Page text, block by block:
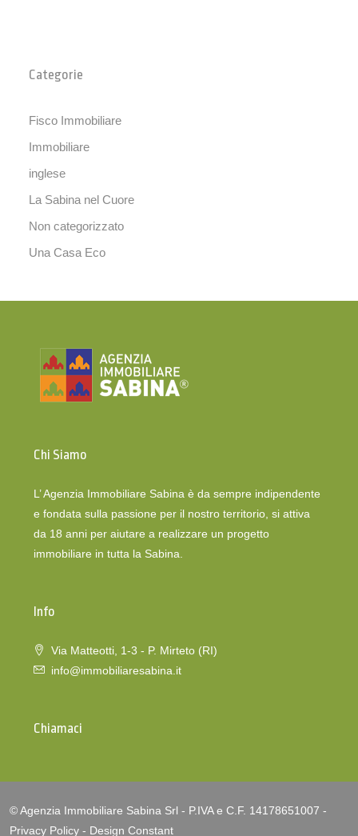
Categorie
Fisco Immobiliare
Immobiliare
inglese
La Sabina nel Cuore
Non categorizzato
Una Casa Eco
Chi Siamo
L’ Agenzia Immobiliare Sabina è da sempre indipendente
e fondata sulla passione per il nostro territorio, si attiva
da 18 anni per aiutare a realizzare un progetto
immobiliare in tutta la Sabina.
Info
Via Matteotti, 1-3 - P. Mirteto (RI)
info@immobiliaresabina.it
Chiamaci
© Agenzia Immobiliare Sabina Srl - P.IVA e C.F. 14178651007 -
Privacy Policy - Design Constant